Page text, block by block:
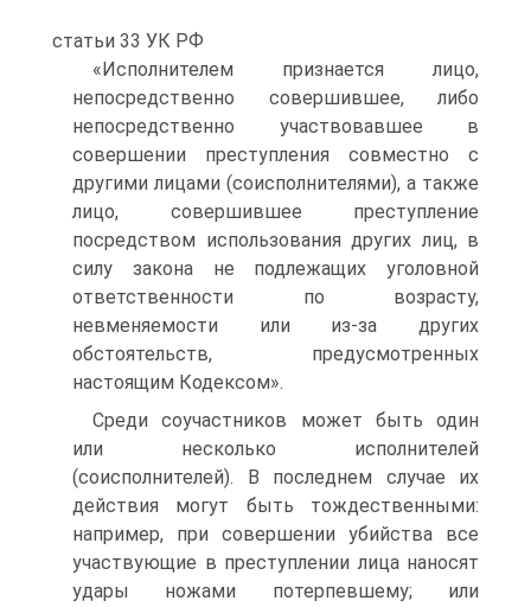
статьи 33 УК РФ
«Исполнителем признается лицо,
непосредственно совершившее, либо
непосредственно участвовавшее в
совершении преступления совместно с
другими лицами (соисполнителями), а также
лицо, совершившее преступление
посредством использования других лиц, в
силу закона не подлежащих уголовной
ответственности по возрасту,
невменяемости или из-за других
обстоятельств, предусмотренных
настоящим Кодексом».
Среди соучастников может быть один
или несколько исполнителей
(соисполнителей). В последнем случае их
действия могут быть тождественными:
например, при совершении убийства все
участвующие в преступлении лица наносят
удары ножами потерпевшему; или